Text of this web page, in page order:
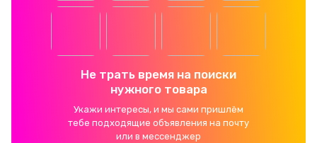
Не трать время на поиски
нужного товара
Укажи интересы, и мы сами пришлём
тебе подходящие объявления на почту
или в мессенджер